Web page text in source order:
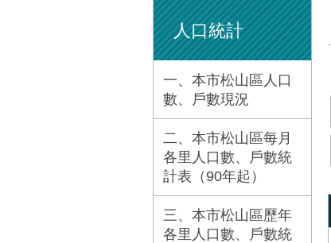
人口統計
一、本市松山區人口
數、戶數現況
二、本市松山區每月
各里人口數、戶數統
計表（90年起）
三、本市松山區歷年
各里人口數、戶數統